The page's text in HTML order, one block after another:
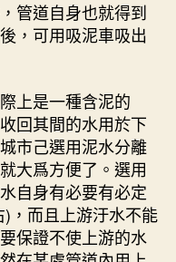
管道自身也就得到
，可用吸泥車吸出
上是一種含泥的
回其間的水用於下
市己選用泥水分離
大爲方便了。選用
自身有必要有必定
，而且上游汙水不能
保證不使上游的水